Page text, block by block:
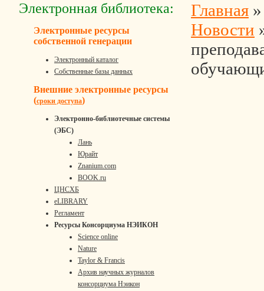
Электронная библиотека:
Электронные ресурсы
собственной генерации
Электронный каталог
Собственные базы данных
Внешние электронные ресурсы
(сроки доступа)
Электронно-библиотечные системы
(ЭБС)
Лань
Юрайт
Znanium.com
BOOK.ru
ЦНСХБ
eLIBRARY
Регламент
Ресурсы Консорциума НЭИКОН
Science online
Nature
Taylor & Francis
Архив научных журналов
консорциума Нэикон
Главная
Новости